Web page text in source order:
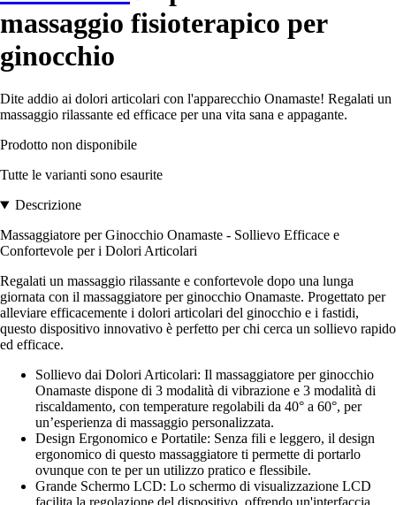
massaggio fisioterapico per
ginocchio
Dite addio ai dolori articolari con l'apparecchio Onamaste! Regalati un
massaggio rilassante ed efficace per una vita sana e appagante.
Prodotto non disponibile
Tutte le varianti sono esaurite
Descrizione
Massaggiatore per Ginocchio Onamaste - Sollievo Efficace e
Confortevole per i Dolori Articolari
Regalati un massaggio rilassante e confortevole dopo una lunga
giornata con il massaggiatore per ginocchio Onamaste. Progettato per
alleviare efficacemente i dolori articolari del ginocchio e i fastidi,
questo dispositivo innovativo è perfetto per chi cerca un sollievo rapido
ed efficace.
Sollievo dai Dolori Articolari: Il massaggiatore per ginocchio
Onamaste dispone di 3 modalità di vibrazione e 3 modalità di
riscaldamento, con temperature regolabili da 40° a 60°, per
un’esperienza di massaggio personalizzata.
Design Ergonomico e Portatile: Senza fili e leggero, il design
ergonomico di questo massaggiatore ti permette di portarlo
ovunque con te per un utilizzo pratico e flessibile.
Grande Schermo LCD: Lo schermo di visualizzazione LCD